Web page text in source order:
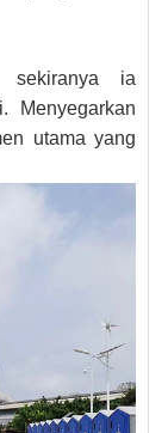
sekiranya ia
Menyegarkan
utama yang